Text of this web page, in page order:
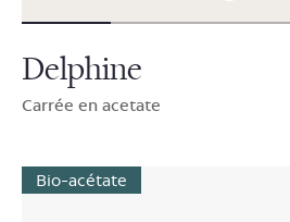
Delphine
Carrée en acetate
Bio-acétate